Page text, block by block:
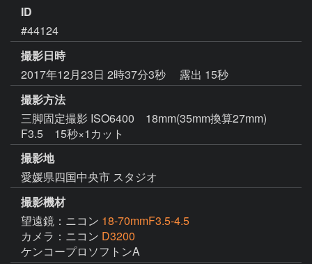
ID
#44124
撮影日時
2017年12月23日 2時37分3秒
露出 15秒
撮影方法
三脚固定撮影 ISO6400 18mm(35mm換算27mm)
F3.5 15秒×1カット
撮影地
愛媛県四国中央市 スタジオ
撮影機材
望遠鏡：ニコン 18-70mmF3.5-4.5
カメラ：ニコン D3200
ケンコープロソフトンA